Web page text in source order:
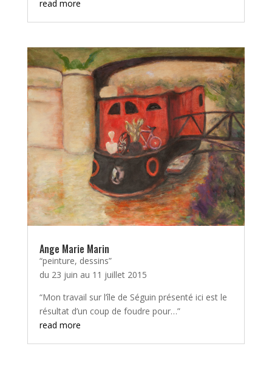
read more
Ange Marie Marin
“peinture, dessins”
du 23 juin au 11 juillet 2015
“Mon travail sur l’île de Séguin présenté ici est le
résultat d’un coup de foudre pour…”
read more